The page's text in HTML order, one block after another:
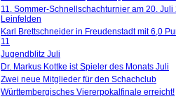
11. Sommer-Schnellschachturnier am 20.
Leinfelden
Karl Brettschneider in Freudenstadt mit 6,0
11
Jugendblitz Juli
Dr. Markus Kottke ist Spieler des Monats Juli
Zwei neue Mitglieder für den Schachclub
Württembergisches Viererpokalfinale erreicht!